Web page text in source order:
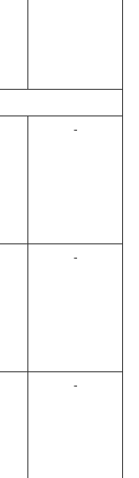
-
-
-